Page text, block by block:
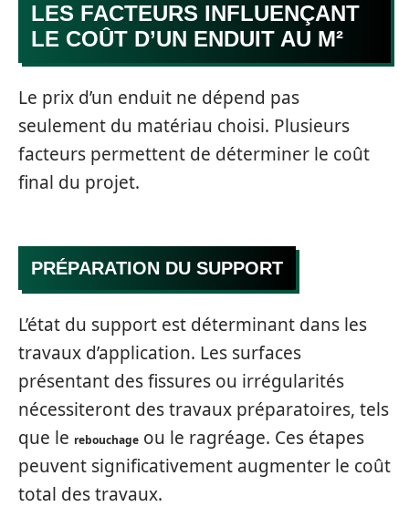
LES FACTEURS INFLUENÇANT
LE COÛT D’UN ENDUIT AU M²
Le prix d’un enduit ne dépend pas
seulement du matériau choisi. Plusieurs
facteurs permettent de déterminer le coût
final du projet.
PRÉPARATION DU SUPPORT
L’état du support est déterminant dans les
travaux d’application. Les surfaces
présentant des fissures ou irrégularités
nécessiteront des travaux préparatoires, tels
que le rebouchage ou le ragréage. Ces étapes
peuvent significativement augmenter le coût
total des travaux.